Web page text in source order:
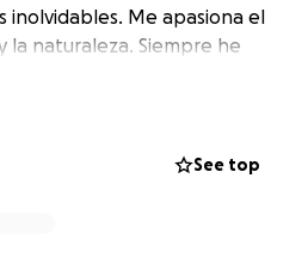
inolvidables. Me apasiona el
la naturaleza. Siempre he
una herramienta poderosa
pero mi esencia sigue
See top